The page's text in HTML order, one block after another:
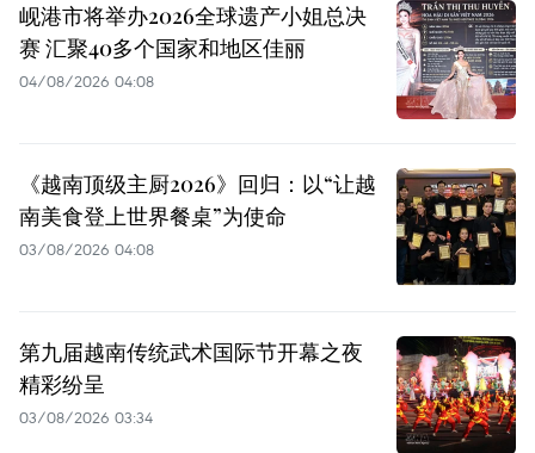
岘港市将举办2026全球遗产小姐总决
赛 汇聚40多个国家和地区佳丽
04/08/2026 04:08
《越南顶级主厨2026》回归：以“让越
南美食登上世界餐桌”为使命
03/08/2026 04:08
第九届越南传统武术国际节开幕之夜
精彩纷呈
03/08/2026 03:34